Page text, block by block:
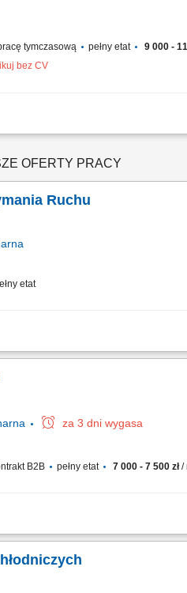
tymczasową pełny etat 9 000 -
bez CV
zadań; Malowanie drzwi, sufitów oraz
OFERTY PRACY
Ruchu
etat
przemysłowych. Uzupełnianie
za 3 dni wygasa
B2B pełny etat 7 000 - 7 500 zł/
instalacji. Utrzymywanie urządzeń i